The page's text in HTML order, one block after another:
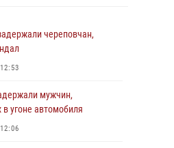
череповчан,
мужчин,
угоне автомобиля